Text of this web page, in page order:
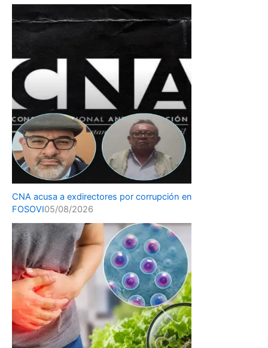
CNA acusa a exdirectores por corrupción en
FOSOVI05/08/2026